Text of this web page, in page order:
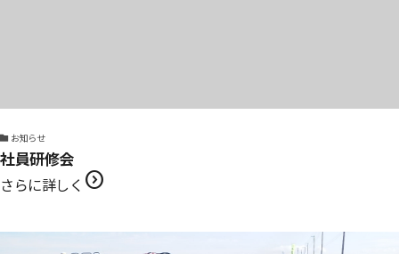
お知らせ
社員研修会
さらに詳しく expand_circle_right